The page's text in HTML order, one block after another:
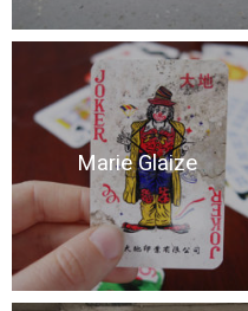
Marie Glaize